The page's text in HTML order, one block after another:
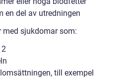
en del av utredningen
med sjukdomar som:
2
till exempel